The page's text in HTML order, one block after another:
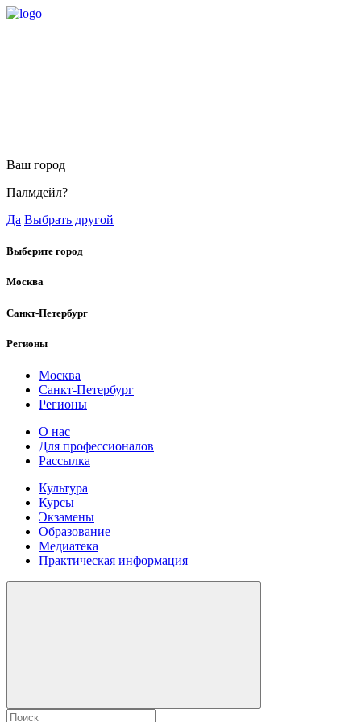
Ваш город
Палмдейл?
Да Выбрать другой
Выберите город
Москва
Санкт-Петербург
Регионы
Москва
Санкт-Петербург
Регионы
О нас
Для профессионалов
Рассылка
Культура
Курсы
Экзамены
Образование
Медиатека
Практическая информация